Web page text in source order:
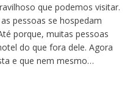
que podemos visitar.
pessoas se hospedam
porque, muitas pessoas
do que fora dele. Agora
e que nem mesmo…